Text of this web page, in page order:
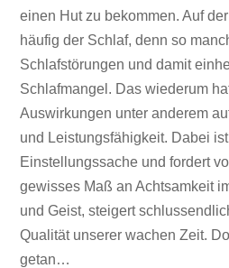
einen Hut zu bekommen. Auf
häufig der Schlaf, denn so
Schlafstörungen und damit
Schlafmangel. Das wiederum
Auswirkungen unter anderem
und Leistungsfähigkeit. Dabei
Einstellungssache und fordert
gewisses Maß an Achtsamkeit
und Geist, steigert
Qualität unserer wachen Zeit.
getan…